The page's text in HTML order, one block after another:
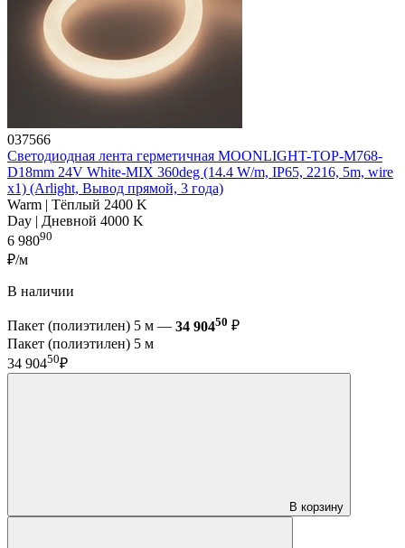
037566
Светодиодная лента герметичная MOONLIGHT-TOP-M768-
D18mm 24V White-MIX 360deg (14.4 W/m, IP65, 2216, 5m, wire
x1) (Arlight, Вывод прямой, 3 года)
Warm | Тёплый 2400 K
Day | Дневной 4000 K
6 98090
₽/м
В наличии
Пакет (полиэтилен) 5 м — 34 90450 ₽
Пакет (полиэтилен) 5 м
34 90450₽
В корзину